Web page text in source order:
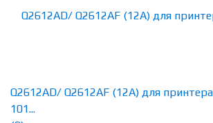
Q2612AD/ Q2612AF (12A) для
101...